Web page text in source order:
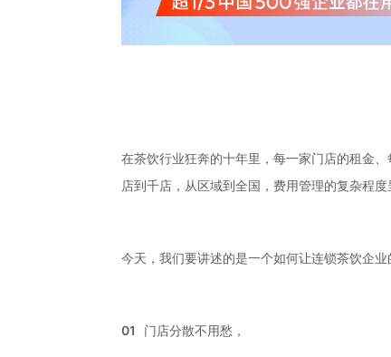
在茶饮行业狂奔的十年里，每一家门店的租金
店到千店，从区域到全国，费用管理的复杂程度
今天，我们要讲述的是一个如何让连锁茶饮企
01 门店分散不用愁，